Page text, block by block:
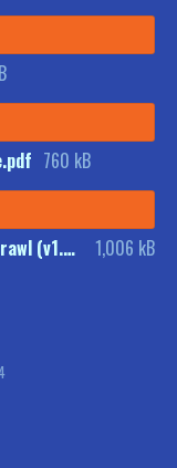
760 kB
Le Clone - livret supplémentaire The Sprawl (v1.0).pdf 1,006 kB